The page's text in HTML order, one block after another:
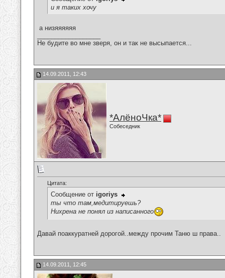
и я таких хочу
а низяяяяяя
Не будите во мне зверя, он и так не высыпается...
14.09.2011, 12:43
*АлёноЧка*
Собеседник
Цитата:
Сообщение от igoriys
ты что там,медитируешь?
Нихрена не понял из написанного
Давай поаккуратней дорогой..между прочим Таню ш права..
14.09.2011, 12:45